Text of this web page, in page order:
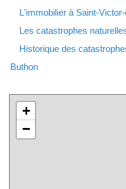
L'immobilier à Saint-
Les catastrophes
Historique des
Buthon
+
−